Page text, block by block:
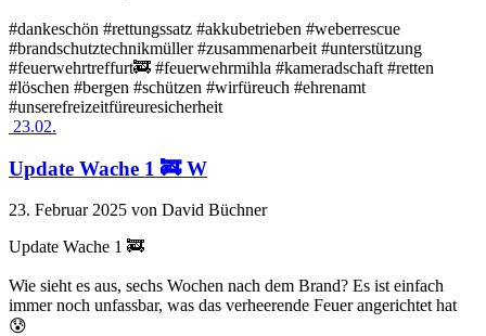
#dankeschön #rettungssatz #akkubetrieben #weberrescue
#brandschutztechnikmüller #zusammenarbeit #unterstützung
#feuerwehrtreffurt🚒 #feuerwehrmihla #kameradschaft #retten
#löschen #bergen #schützen #wirfüreuch #ehrenamt
#unserefreizeitfüreuresicherheit
23.02.
Update Wache 1 🚒 W
23. Februar 2025 von David Büchner
Update Wache 1 🚒
Wie sieht es aus, sechs Wochen nach dem Brand? Es ist einfach
immer noch unfassbar, was das verheerende Feuer angerichtet hat
😰